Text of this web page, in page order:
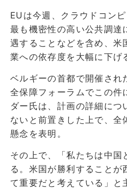
EUは今週、クラウドコン
最も機密性の高い公共調達
遇することなどを含め、米
業への依存度を大幅に下げ
ベルギーの首都で開催され
全保障フォーラムでこの件
ダー氏は、計画の詳細につ
ないと前置きした上で、全
懸念を表明。
その上で、「私たちは中国
る。米国が勝利することが
て重要だと考えている」と